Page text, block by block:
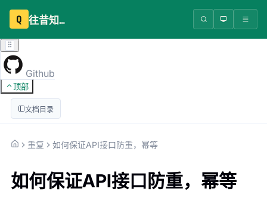
Q 往昔知识库
Github
顶部
文档目录
重复 如何保证API接口防重，幂等
如何保证API接口防重，幂等